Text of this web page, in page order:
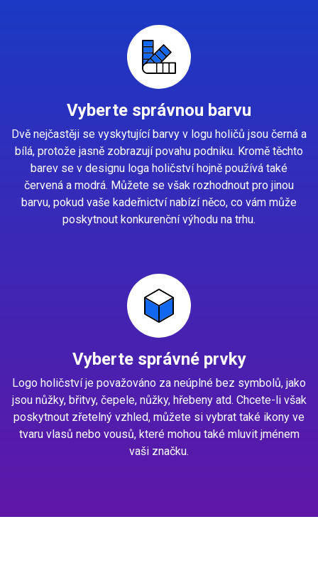
Vyberte správnou barvu
Dvě nejčastěji se vyskytující barvy v logu holičů jsou černá a
bílá, protože jasně zobrazují povahu podniku. Kromě těchto
barev se v designu loga holičství hojně používá také
červená a modrá. Můžete se však rozhodnout pro jinou
barvu, pokud vaše kadeřnictví nabízí něco, co vám může
poskytnout konkurenční výhodu na trhu.
Vyberte správné prvky
Logo holičství je považováno za neúplné bez symbolů, jako
jsou nůžky, břitvy, čepele, nůžky, hřebeny atd. Chcete-li však
poskytnout zřetelný vzhled, můžete si vybrat také ikony ve
tvaru vlasů nebo vousů, které mohou také mluvit jménem
vaši značku.